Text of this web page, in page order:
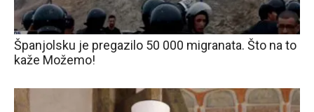
Španjolsku je pregazilo 50 000 migranata. Što na to
kaže Možemo!